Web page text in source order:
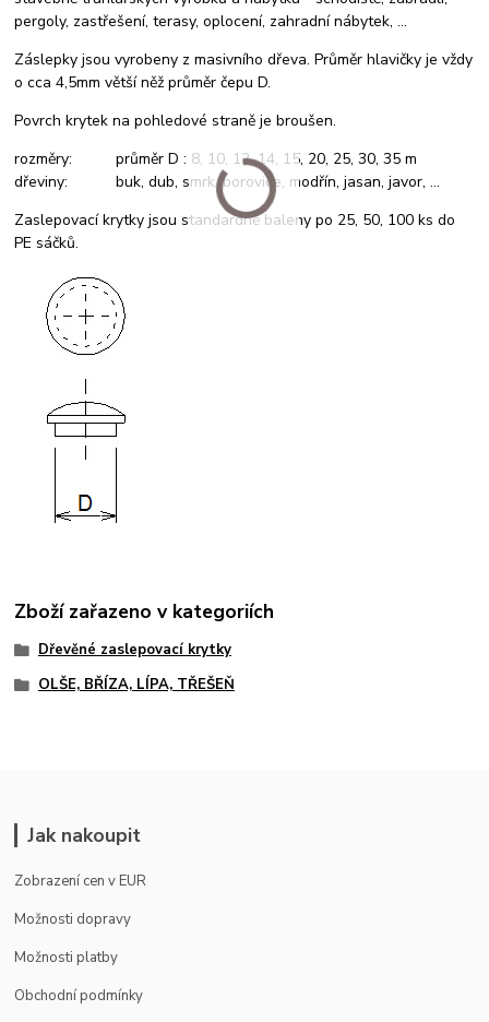
pergoly, zastřešení, terasy, oplocení, zahradní nábytek, ...
Záslepky jsou vyrobeny z masivního dřeva. Průměr hlavičky je vždy
o cca 4,5mm větší něž průměr čepu D.
Povrch krytek na pohledové straně je broušen.
rozměry: průměr D : 8, 10, 12, 14, 15, 20, 25, 30, 35 m
dřeviny: buk, dub, smrk, borovice, modřín, jasan, javor, ...
Zaslepovací krytky jsou standardně baleny po 25, 50, 100 ks do
PE sáčků.
Zboží zařazeno v kategoriích
Dřevěné zaslepovací krytky
OLŠE, BŘÍZA, LÍPA, TŘEŠEŇ
Jak nakoupit
Zobrazení cen v EUR
Možnosti dopravy
Možnosti platby
Obchodní podmínky